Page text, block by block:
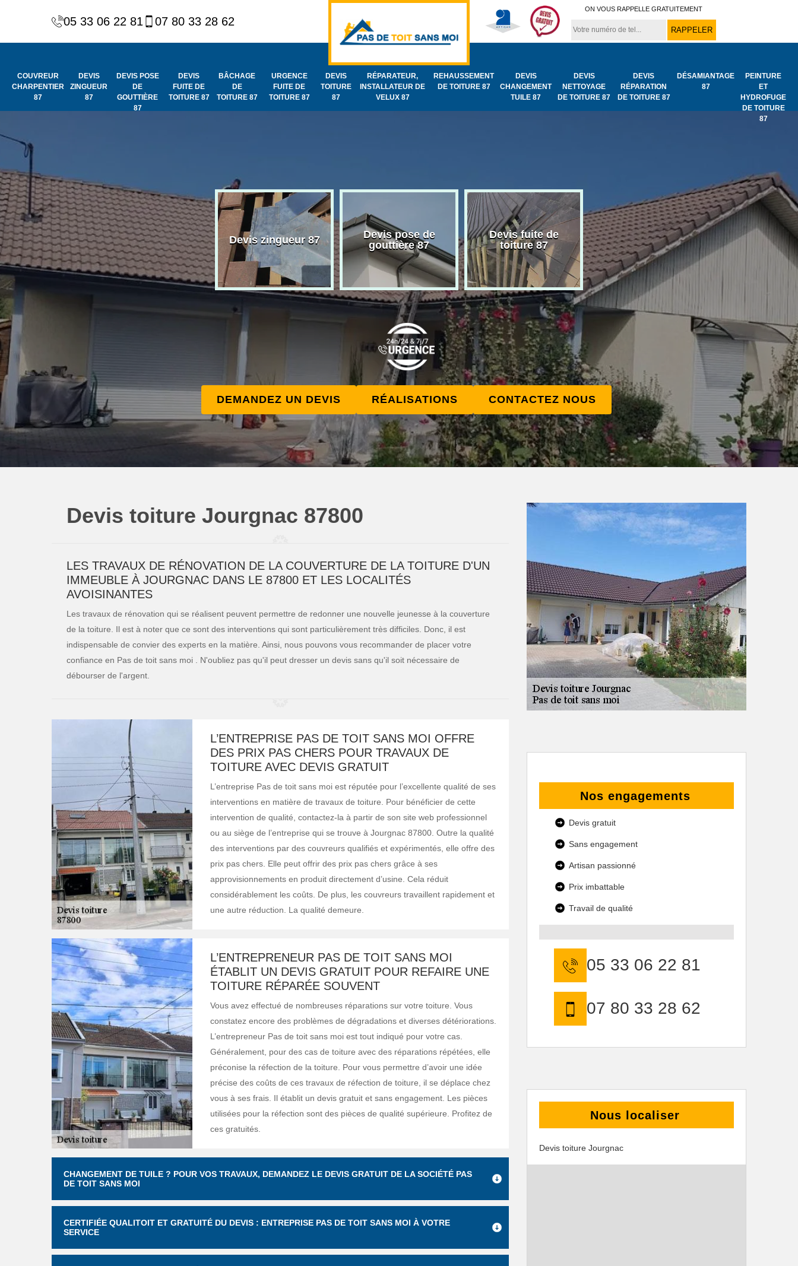
05 33 06 22 81 07 80 33 28 62
ON VOUS RAPPELLE GRATUITEMENT
COUVREUR
CHARPENTIER
87
DEVIS
ZINGUEUR
87
DEVIS POSE
DE
GOUTTIÈRE
87
DEVIS
FUITE DE
TOITURE 87
BÂCHAGE
DE
TOITURE 87
URGENCE
FUITE DE
TOITURE 87
DEVIS
TOITURE
87
RÉPARATEUR,
INSTALLATEUR DE
VELUX 87
REHAUSSEMENT
DE TOITURE 87
DEVIS
CHANGEMENT
TUILE 87
DEVIS
NETTOYAGE
DE TOITURE 87
DEVIS
RÉPARATION
DE TOITURE 87
DÉSAMIANTAGE
87
PEINTURE
ET
HYDROFUGE
DE TOITURE
87
et
de
toiture 87
Couvreur
charpentier 87
Devis zingueur 87
Devis pose de
gouttière 87
Devis fuite de
toiture 87
Bâchage de toiture
87
Urgence
toiture 87
DEMANDEZ UN DEVIS RÉALISATIONS CONTACTEZ NOUS
Devis toiture Jourgnac 87800
LES TRAVAUX DE RÉNOVATION DE LA COUVERTURE DE LA TOITURE D'UN
IMMEUBLE À JOURGNAC DANS LE 87800 ET LES LOCALITÉS
AVOISINANTES
Les travaux de rénovation qui se réalisent peuvent permettre de redonner une nouvelle jeunesse à la couverture
de la toiture. Il est à noter que ce sont des interventions qui sont particulièrement très difficiles. Donc, il est
indispensable de convier des experts en la matière. Ainsi, nous pouvons vous recommander de placer votre
confiance en Pas de toit sans moi . N'oubliez pas qu'il peut dresser un devis sans qu'il soit nécessaire de
débourser de l'argent.
L’ENTREPRISE PAS DE TOIT SANS MOI OFFRE
DES PRIX PAS CHERS POUR TRAVAUX DE
TOITURE AVEC DEVIS GRATUIT
L’entreprise Pas de toit sans moi est réputée pour l’excellente qualité de ses
interventions en matière de travaux de toiture. Pour bénéficier de cette
intervention de qualité, contactez-la à partir de son site web professionnel
ou au siège de l’entreprise qui se trouve à Jourgnac 87800. Outre la qualité
des interventions par des couvreurs qualifiés et expérimentés, elle offre des
prix pas chers. Elle peut offrir des prix pas chers grâce à ses
approvisionnements en produit directement d’usine. Cela réduit
considérablement les coûts. De plus, les couvreurs travaillent rapidement et
une autre réduction. La qualité demeure.
L’ENTREPRENEUR PAS DE TOIT SANS MOI
ÉTABLIT UN DEVIS GRATUIT POUR REFAIRE UNE
TOITURE RÉPARÉE SOUVENT
Vous avez effectué de nombreuses réparations sur votre toiture. Vous
constatez encore des problèmes de dégradations et diverses détériorations.
L’entrepreneur Pas de toit sans moi est tout indiqué pour votre cas.
Généralement, pour des cas de toiture avec des réparations répétées, elle
préconise la réfection de la toiture. Pour vous permettre d’avoir une idée
précise des coûts de ces travaux de réfection de toiture, il se déplace chez
vous à ses frais. Il établit un devis gratuit et sans engagement. Les pièces
utilisées pour la réfection sont des pièces de qualité supérieure. Profitez de
ces gratuités.
CHANGEMENT DE TUILE ? POUR VOS TRAVAUX, DEMANDEZ LE DEVIS GRATUIT DE LA SOCIÉTÉ PAS
DE TOIT SANS MOI
CERTIFIÉE QUALITOIT ET GRATUITÉ DU DEVIS : ENTREPRISE PAS DE TOIT SANS MOI À VOTRE
SERVICE
Nos engagements
Devis gratuit
Sans engagement
Artisan passionné
Prix imbattable
Travail de qualité
05 33 06 22 81
07 80 33 28 62
Nous localiser
Devis toiture Jourgnac